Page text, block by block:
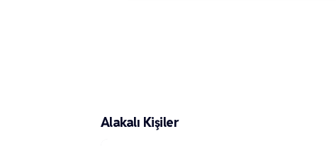
Alakalı Kişiler